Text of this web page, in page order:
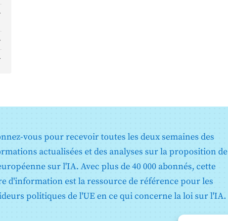
vous pour recevoir toutes les deux semaines des
actualisées et des analyses sur la proposition de
sur l'IA. Avec plus de 40 000 abonnés, cette
d'information est la ressource de référence pour les
politiques de l'UE en ce qui concerne la loi sur l'IA.